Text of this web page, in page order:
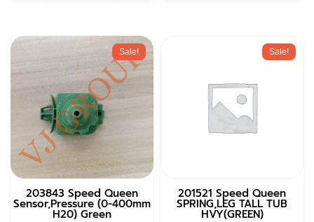
Sale!
203843 Speed Queen
Sensor,Pressure (0-400mm
H20) Green
Sale!
201521 Speed Queen
SPRING,LEG TALL TUB
HVY(GREEN)